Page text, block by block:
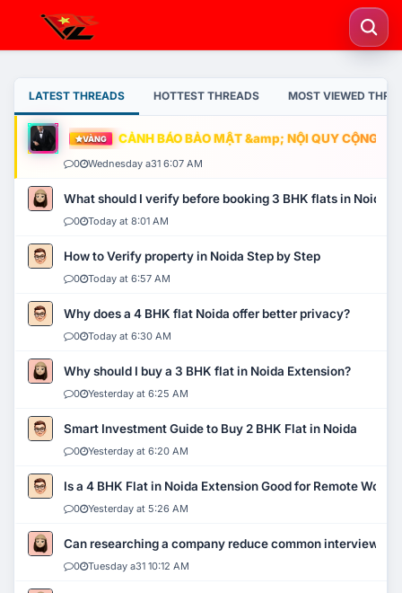
LATEST THREADS HOTTEST THREADS MOST VIEWED
VÀNG CẢNH BÁO BẢO MẬT &amp; NỘI QUY CỘNG
0 Wednesday a31 6:07 AM
What should I verify before booking 3 BHK flats in Noida?
0 Today at 8:01 AM
How to Verify property in Noida Step by Step
0 Today at 6:57 AM
Why does a 4 BHK flat Noida offer better privacy?
0 Today at 6:30 AM
Why should I buy a 3 BHK flat in Noida Extension?
0 Yesterday at 6:25 AM
Smart Investment Guide to Buy 2 BHK Flat in Noida
0 Yesterday at 6:20 AM
Is a 4 BHK Flat in Noida Extension Good for Remote Work?
0 Yesterday at 5:26 AM
Can researching a company reduce common interview
0 Tuesday a31 10:12 AM